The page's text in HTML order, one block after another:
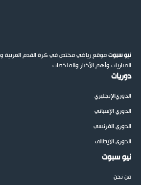
نيو سبوتموقع رياضي مختص في كرة القدم العربية
المباريات وأهم الأخبار والملخصات
دوريات
الدوريالإنجليزي
الدوري الإسباني
الدوري الفرنسي
الدوري الإيطالي
نيو سبوت
من نحن